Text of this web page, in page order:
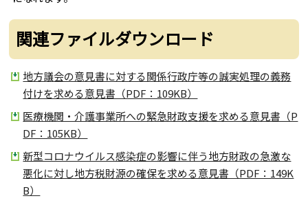
関連ファイルダウンロード
地方議会の意見書に対する関係行政庁等の誠実処理の義務
付けを求める意見書（PDF：109KB）
医療機関・介護事業所への緊急財政支援を求める意見書（P
DF：105KB）
新型コロナウイルス感染症の影響に伴う地方財政の急激な
悪化に対し地方税財源の確保を求める意見書（PDF：149K
B）